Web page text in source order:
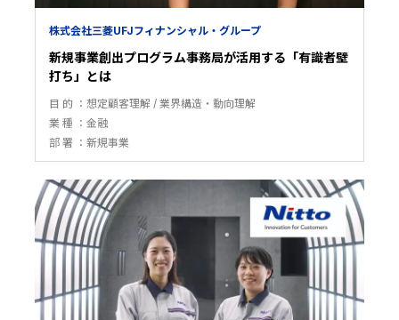
株式会社三菱UFJフィナンシャル・グループ
新規事業創出プログラム事務局が活用する「有識者壁
打ち」とは
目 的 想定顧客理解
業界構造・動向理解
業 種
金融
部 署
新規事業